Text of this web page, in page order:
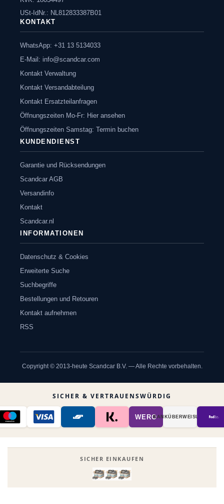
USt-IdNr.: NL812833387B01
KONTAKT
WhatsApp: +31 13 5134033
E-Mail: info@scandcar.com
Kontakt Verwaltung
Kontakt Versandabteilung
Kontakt Ersatzteilanfragen
Öffnungszeiten Mo-Fr: Hier ansehen
Öffnungszeiten Samstag: Termin buchen
KUNDENDIENST
Garantie und Rücksendungen
Scandcar AGB
Versandinfo
Kontakt
Scandcar.nl
INFORMATIONEN
Datenschutz & Cookies
Erweiterte Suche
Suchbegriffe
Bestellungen und Retouren
Kontakt aufnehmen
RSS
Copyright © 2013-heute Scandcar B.V. — Alle Rechte vorbehalten.
SICHER & VERTRAUENSWÜRDIG
WEROBANK­ÜBER­WEISUNG
SICHER EINKAUFEN